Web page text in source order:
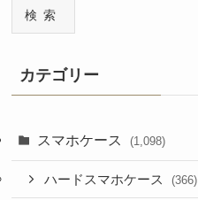
検索
カテゴリー
スマホケース (1,098)
ハードスマホケース (366)